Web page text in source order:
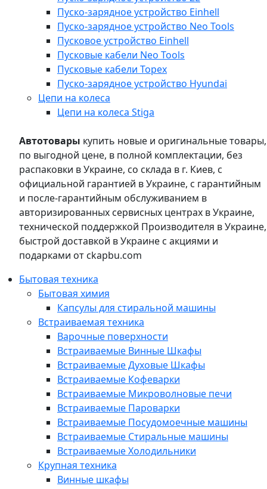
Пуско-зарядное устройство Einhell
Пуско-зарядное устройство Neo Tools
Пусковое устройство Einhell
Пусковые кабели Neo Tools
Пусковые кабели Topex
Пуско-зарядное устройство Hyundai
Цепи на колеса
Цепи на колеса Stiga
Автотовары купить новые и оригинальные товары,
по выгодной цене, в полной комплектации, без
распаковки в Украине, со склада в г. Киев, с
официальной гарантией в Украине, с гарантийным
и после-гарантийным обслуживанием в
авторизированных сервисных центрах в Украине,
технической поддержкой Производителя в Украине,
быстрой доставкой в Украине с акциями и
подарками от ckapbu.com
Бытовая техника
Бытовая химия
Капсулы для стиральной машины
Встраиваемая техника
Варочные поверхности
Встраиваемые Винные Шкафы
Встраиваемые Духовые Шкафы
Встраиваемые Кофеварки
Встраиваемые Микроволновые печи
Встраиваемые Пароварки
Встраиваемые Посудомоечные машины
Встраиваемые Стиральные машины
Встраиваемые Холодильники
Крупная техника
Винные шкафы